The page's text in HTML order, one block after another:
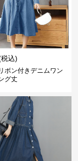
込)
ボン付きデニムワン
グ丈